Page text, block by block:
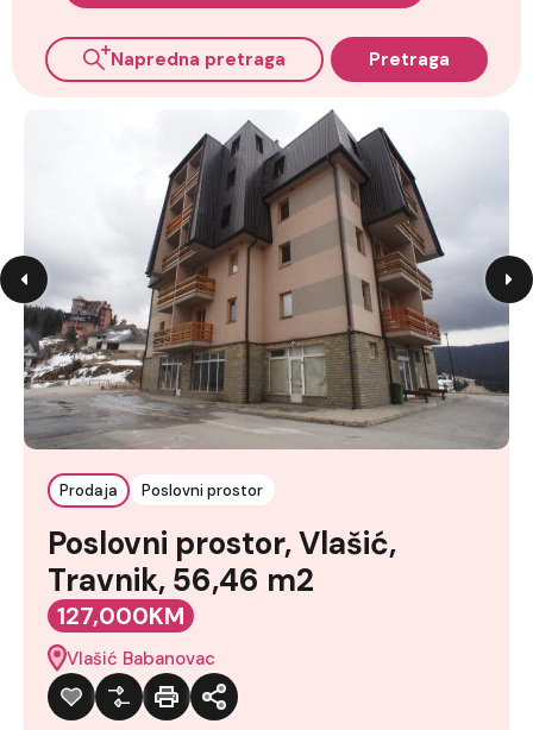
Napredna pretraga Pretraga
Prodaja Poslovni prostor
Poslovni prostor, Vlašić,
Travnik, 56,46 m2
127,000KM
Vlašić Babanovac